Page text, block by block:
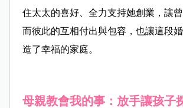
住太太的喜好、全力支持她創業，讓曾
而彼此的互相付出與包容，也讓這段
造了幸福的家庭。
母親教會我的事：放手讓孩子